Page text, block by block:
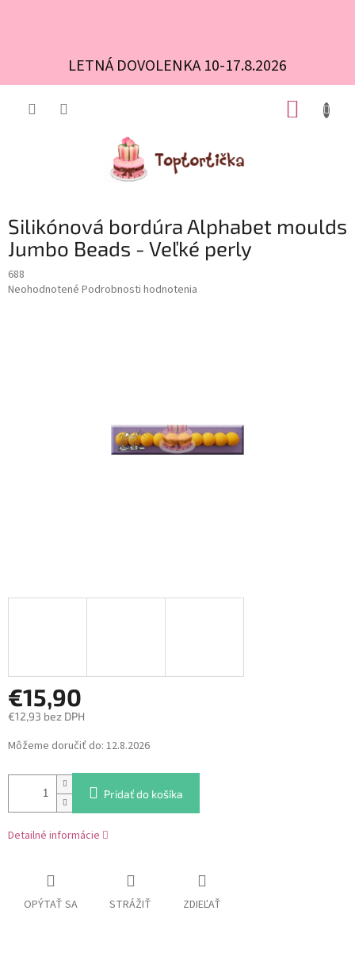
LETNÁ DOVOLENKA 10-17.8.2026
Silikónová bordúra Alphabet moulds
Jumbo Beads - Veľké perly
688
Priemerné
Neohodnotené Podrobnosti hodnotenia
€15,90
€12,93 bez DPH
Jednotková
cena:
Môžeme doručiť do: 12.8.2026
Pridať do košíka
Detailné informácie
OPÝTAŤ SA STRÁŽIŤ ZDIEĽAŤ